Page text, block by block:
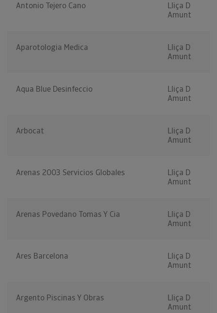
Antonio Tejero Cano
Lliça D
Amunt
Aparotologia Medica
Lliça D
Amunt
Aqua Blue Desinfeccio
Lliça D
Amunt
Arbocat
Lliça D
Amunt
Arenas 2003 Servicios Globales
Lliça D
Amunt
Arenas Povedano Tomas Y Cia
Lliça D
Amunt
Ares Barcelona
Lliça D
Amunt
Argento Piscinas Y Obras
Lliça D
Amunt